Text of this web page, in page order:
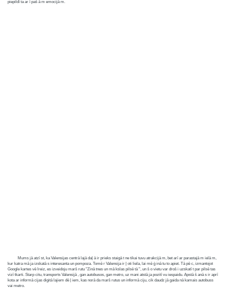
piepildī ta ar ī paš ā m emocijā m.
Mums jā atzī st, ka Valensijas centrā lajā daļ ā ir prieks staigā t ne tikai tuvu atrakcijā m, bet arī ar parastajā m ielā m,
kur katra mā ja izskatā s interesanta un pompoza. Tomē r Valensija ir ļ oti liela, lai mē ģ inā tu to apiet. Tā pē c, izmantojot
Google kartes vē lreiz, es izveidoju marš rutu "Zinā tnes un mā kslas pilsē tā ", un š o vietu var droš i uzskatī t par pilsē tas
vizī tkarti. Starp citu, transports Valensijā , gan autobusos, gan metro, uz mani atstā ja pozitī vu iespaidu. Apstā š anā s ir aprī
kota ar informā cijas digitā lajiem dē ļ iem, kas norā da marš rutus un informā ciju, cik daudz jā gaida nā kamais autobuss
vai metro.